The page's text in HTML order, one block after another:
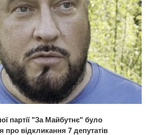
партії "За Майбутнє" було
про відкликання 7 депутатів